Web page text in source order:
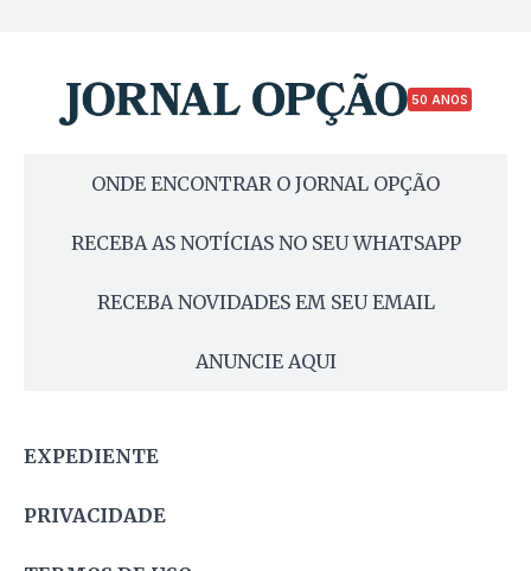
50 ANOS
ONDE ENCONTRAR O JORNAL OPÇÃO
RECEBA AS NOTÍCIAS NO SEU WHATSAPP
RECEBA NOVIDADES EM SEU EMAIL
ANUNCIE AQUI
EXPEDIENTE
PRIVACIDADE